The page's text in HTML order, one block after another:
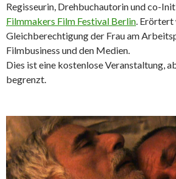
Regisseurin, Drehbuchautorin und co-
Filmmakers Film Festival Berlin. Erörtert
Gleichberechtigung der Frau am
Filmbusiness und den Medien.
Dies ist eine kostenlose Veranstaltung,
begrenzt.